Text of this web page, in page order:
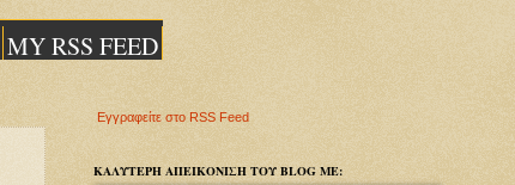
MY RSS FEED
Εγγραφείτε στο RSS Feed
ΚΑΛΥΤΕΡΗ ΑΠΕΙΚΟΝΙΣΗ ΤΟΥ BLOG ΜΕ: